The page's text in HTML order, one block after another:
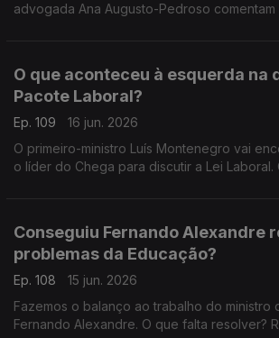
advogada Ana Augusto-Pedroso
O que aconteceu à esquerda na
Pacote Laboral?
Ep. 109
16 jun. 2026
O primeiro-ministro Luís Montenegro vai
o líder do Chega para discutir a Lei Laboral.
Conseguiu Fernando Alexandre
problemas da Educação?
Ep. 108
15 jun. 2026
Fazemos o balanço ao trabalho do ministro
Fernando Alexandre. O que falta resolver?